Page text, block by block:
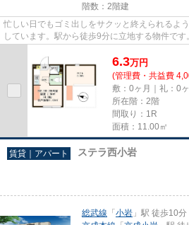
階数：2階建
忙しい日でもゴミ出しをサクッと終えられるよ
しています。駅から徒歩9分に立地する物件で
6.3万円
(管理費・共益費
敷：0ヶ月｜礼：0
所在階：2階
間取り：1R
面積：11.00㎡
賃貸｜アパート ステラ西小岩
総武線 「 小岩 」駅 徒歩10分